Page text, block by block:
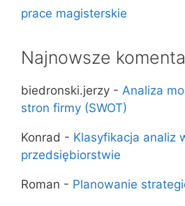
prace magisterskie
Najnowsze
biedronski.jerzy - Analiza
stron firmy (SWOT)
Konrad - Klasyfikacja analiz
przedsiębiorstwie
Roman - Planowanie